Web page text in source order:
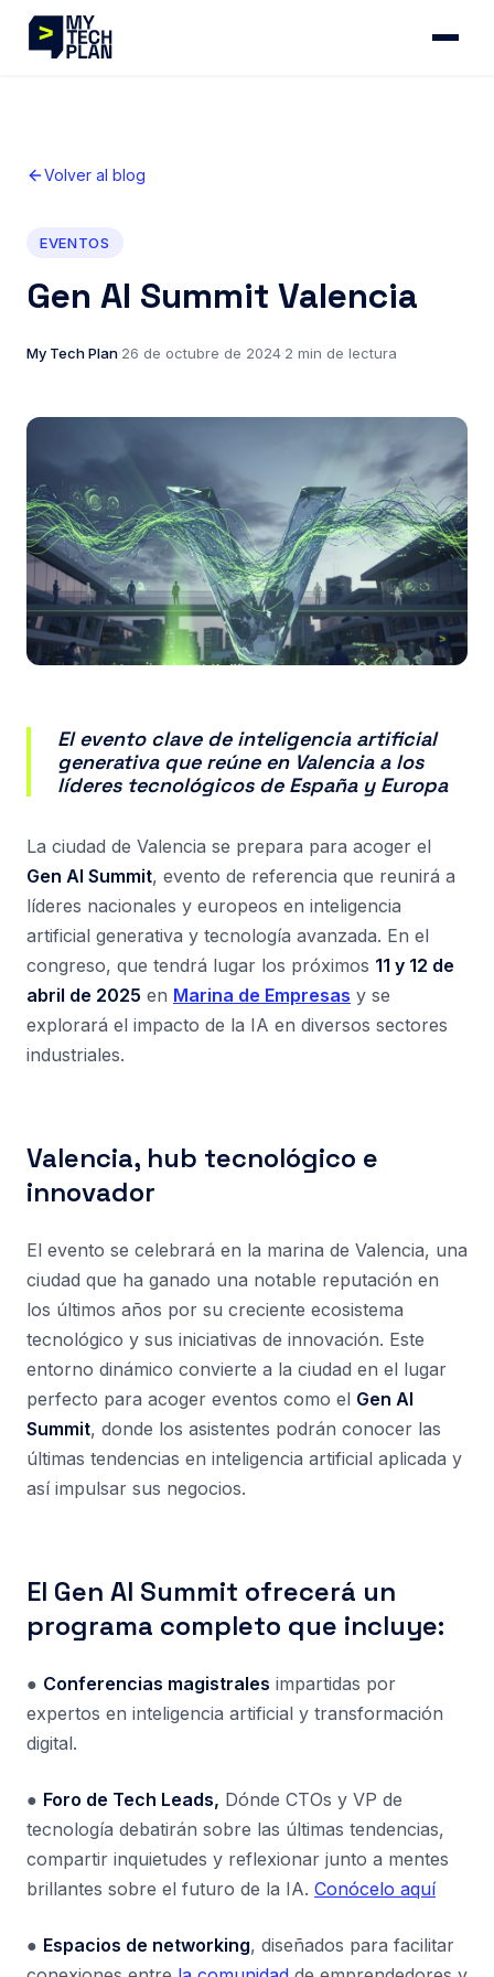
Volver al blog
EVENTOS
Gen AI Summit Valencia
My Tech Plan·26 de octubre de 2024·2 min de lectura
El evento clave de inteligencia artificial
generativa que reúne en Valencia a los
líderes tecnológicos de España y Europa
La ciudad de Valencia se prepara para acoger el
Gen AI Summit, evento de referencia que reunirá a
líderes nacionales y europeos en inteligencia
artificial generativa y tecnología avanzada. En el
congreso, que tendrá lugar los próximos 11 y 12 de
abril de 2025 en Marina de Empresas y se
explorará el impacto de la IA en diversos sectores
industriales.
Valencia, hub tecnológico e
innovador
El evento se celebrará en la marina de Valencia, una
ciudad que ha ganado una notable reputación en
los últimos años por su creciente ecosistema
tecnológico y sus iniciativas de innovación. Este
entorno dinámico convierte a la ciudad en el lugar
perfecto para acoger eventos como el Gen AI
Summit, donde los asistentes podrán conocer las
últimas tendencias en inteligencia artificial aplicada y
así impulsar sus negocios.
El Gen AI Summit ofrecerá un
programa completo que incluye:
● Conferencias magistrales impartidas por
expertos en inteligencia artificial y transformación
digital.
● Foro de Tech Leads, Dónde CTOs y VP de
tecnología debatirán sobre las últimas tendencias,
compartir inquietudes y reflexionar junto a mentes
brillantes sobre el futuro de la IA. Conócelo aquí
● Espacios de networking, diseñados para facilitar